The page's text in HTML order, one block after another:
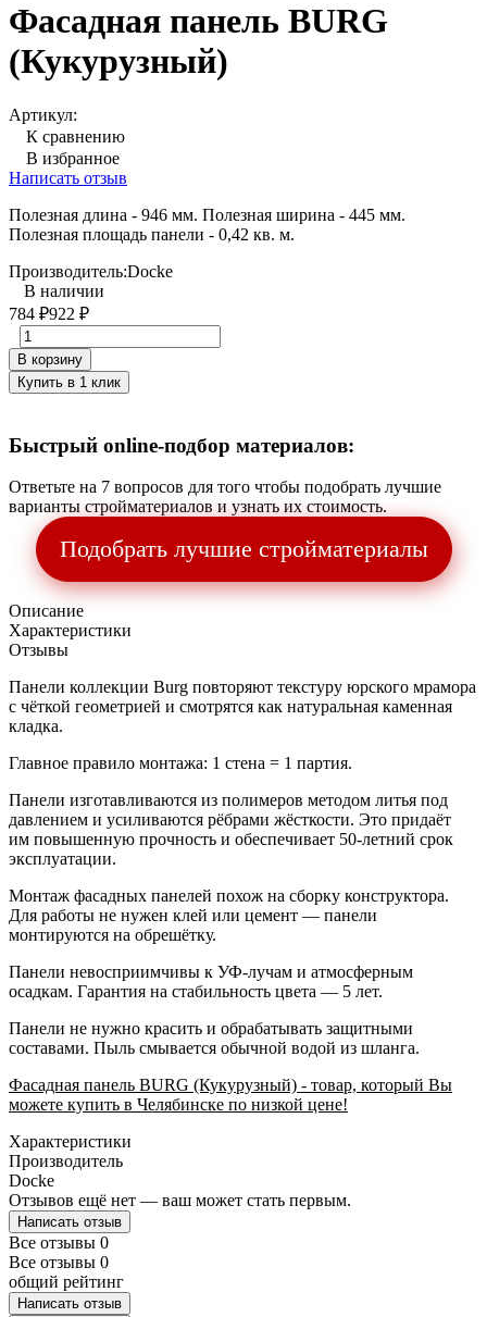
Фасадная панель BURG
(Кукурузный)
Артикул:
К сравнению
В избранное
Написать отзыв
Полезная длина - 946 мм. Полезная ширина - 445 мм.
Полезная площадь панели - 0,42 кв. м.
Производитель:Docke
В наличии
784 ₽922 ₽
В корзину
Купить в 1 клик
Быстрый online-подбор материалов:
Ответьте на 7 вопросов для того чтобы подобрать лучшие
варианты стройматериалов и узнать их стоимость.
Подобрать лучшие стройматериалы
Описание
Характеристики
Отзывы
Панели коллекции Burg повторяют текстуру юрского мрамора
с чёткой геометрией и смотрятся как натуральная каменная
кладка.
Главное правило монтажа: 1 стена = 1 партия.
Панели изготавливаются из полимеров методом литья под
давлением и усиливаются рёбрами жёсткости. Это придаёт
им повышенную прочность и обеспечивает 50-летний срок
эксплуатации.
Монтаж фасадных панелей похож на сборку конструктора.
Для работы не нужен клей или цемент — панели
монтируются на обрешётку.
Панели невосприимчивы к УФ-лучам и атмосферным
осадкам. Гарантия на стабильность цвета — 5 лет.
Панели не нужно красить и обрабатывать защитными
составами. Пыль смывается обычной водой из шланга.
Фасадная панель BURG (Кукурузный) - товар, который Вы
можете купить в Челябинске по низкой цене!
Характеристики
Производитель
Docke
Отзывов ещё нет — ваш может стать первым.
Написать отзыв
Все отзывы 0
Все отзывы 0
общий рейтинг
Написать отзыв